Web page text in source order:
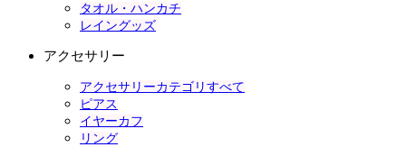
タオル・ハンカチ
レイングッズ
アクセサリー
アクセサリーカテゴリすべて
ピアス
イヤーカフ
リング